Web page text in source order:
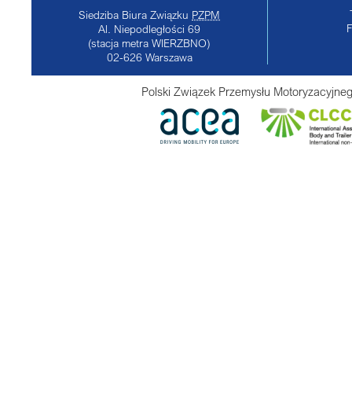
Siedziba Biura Związku PZPM
Al. Niepodległości 69
(stacja metra WIERZBNO)
02-626 Warszawa
Polski Związek Przemysłu